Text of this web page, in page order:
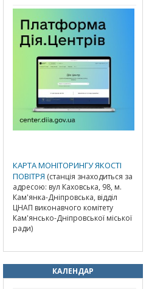
КАРТА МОНІТОРИНГУ ЯКОСТІ
ПОВІТРЯ (станція знаходиться за
адресою: вул Каховська, 98, м.
Кам'янка-Дніпровська, відділ
ЦНАП виконавчого комітету
Кам'янсько-Дніпровської міської
ради)
КАЛЕНДАР